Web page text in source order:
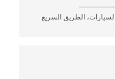
الطريق السريع